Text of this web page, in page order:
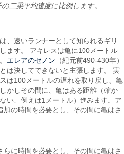
二乗平均速度に比例します。
、速いランナーとして知られるギリ
ます。 アキレスは亀に100メートル
エレアのゼノン （紀元前490-430年）
は決してできないと主張します。 実
は100メートルの遅れを取り戻し、亀
かしその間に、亀はある距離（確か
い、例えば1メートル）進みます。ア
の時間を必要とし、その間に亀はさ
に時間を必要とし、その間に亀はさ